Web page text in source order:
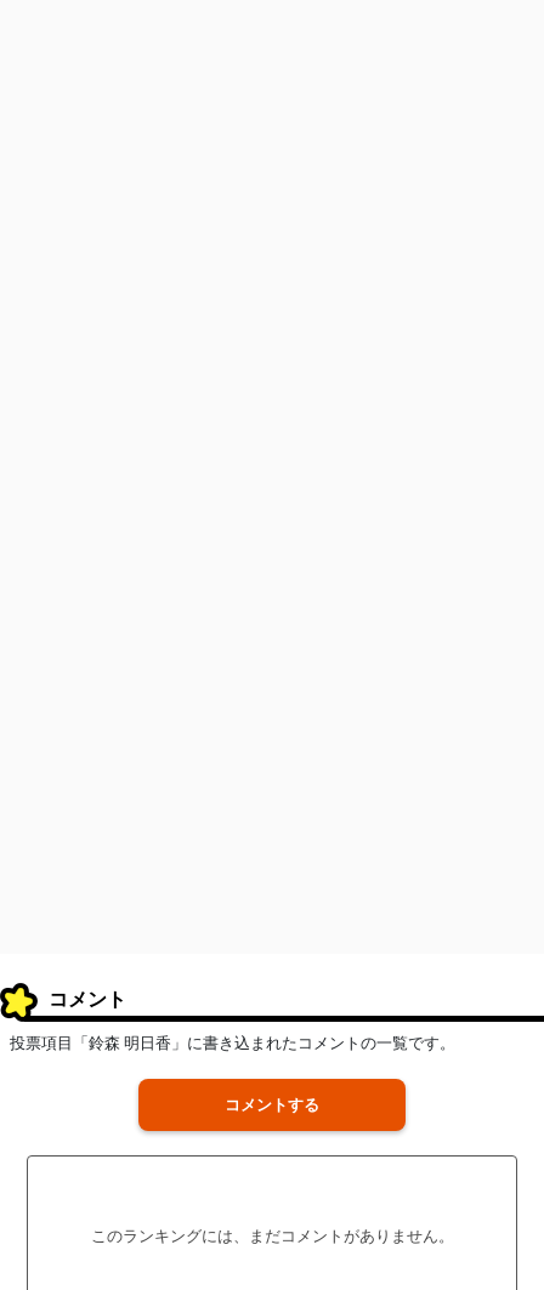
コメント
投票項目「鈴森 明日香」に書き込まれたコメントの一覧です。
コメントする
このランキングには、まだコメントがありません。